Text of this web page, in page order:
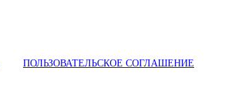
ПОЛЬЗОВАТЕЛЬСКОЕ СОГЛАШЕНИЕ